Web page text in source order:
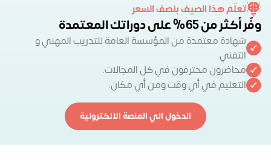
تعلّم هذا الصيف بنصف السعر
وفّرأكثرمن65% علىدوراتكالمعتمدة
شهادة معتمدة من المؤسسة العامة للتدريب المهني و
التقني.
محاضرون محترفون في كل المجالات.
التعليم في أي وقت ومن أي مكان.
الدخول الي المنصة الالكترونية